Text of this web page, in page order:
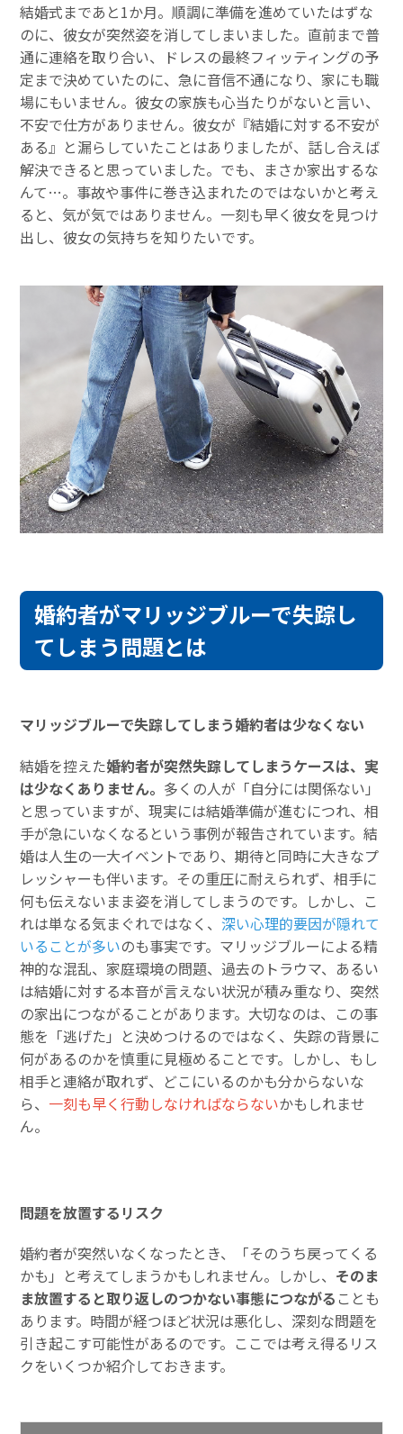
結婚式まであと1か月。順調に準備を進めていたはずな
のに、彼女が突然姿を消してしまいました。直前まで普
通に連絡を取り合い、ドレスの最終フィッティングの予
定まで決めていたのに、急に音信不通になり、家にも職
場にもいません。彼女の家族も心当たりがないと言い、
不安で仕方がありません。彼女が『結婚に対する不安が
ある』と漏らしていたことはありましたが、話し合えば
解決できると思っていました。でも、まさか家出するな
んて…。事故や事件に巻き込まれたのではないかと考え
ると、気が気ではありません。一刻も早く彼女を見つけ
出し、彼女の気持ちを知りたいです。
婚約者がマリッジブルーで失踪し
てしまう問題とは
マリッジブルーで失踪してしまう婚約者は少なくない
結婚を控えた婚約者が突然失踪してしまうケースは、実
は少なくありません。 多くの人が「自分には関係ない」
と思っていますが、現実には結婚準備が進むにつれ、相
手が急にいなくなるという事例が報告されています。結
婚は人生の一大イベントであり、期待と同時に大きなプ
レッシャーも伴います。その重圧に耐えられず、相手に
何も伝えないまま姿を消してしまうのです。しかし、こ
れは単なる気まぐれではなく、 深い心理的要因が隠れて
いることが多いのも事実です。マリッジブルーによる精
神的な混乱、家庭環境の問題、過去のトラウマ、あるい
は結婚に対する本音が言えない状況が積み重なり、突然
の家出につながることがあります。大切なのは、この事
態を「逃げた」と決めつけるのではなく、失踪の背景に
何があるのかを慎重に見極めることです。しかし、もし
相手と連絡が取れず、どこにいるのかも分からないな
ら、 一刻も早く行動しなければならないかもしれませ
ん。
問題を放置するリスク
婚約者が突然いなくなったとき、「そのうち戻ってくる
かも」と考えてしまうかもしれません。しかし、 そのま
ま放置すると取り返しのつかない事態につながる ことも
あります。時間が経つほど状況は悪化し、深刻な問題を
引き起こす可能性があるのです。ここでは考え得るリス
クをいくつか紹介しておきます。